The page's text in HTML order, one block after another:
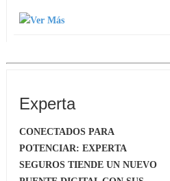
Experta
CONECTADOS PARA
POTENCIAR: EXPERTA
SEGUROS TIENDE UN NUEVO